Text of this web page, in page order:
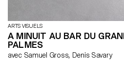
ARTS VISUELS
A MINUIT AU BAR DU
PALMES
avec Samuel Gross, Denis Savary